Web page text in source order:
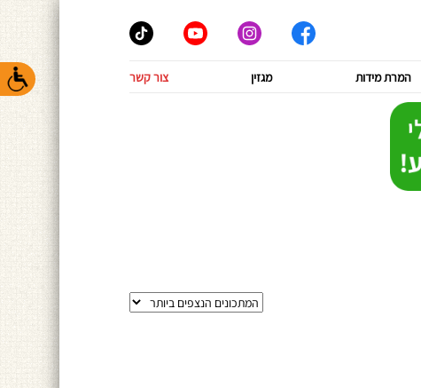
המרת מידות מגזין צור קשר